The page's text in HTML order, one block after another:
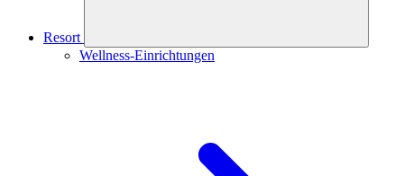
Resort
Wellness-Einrichtungen